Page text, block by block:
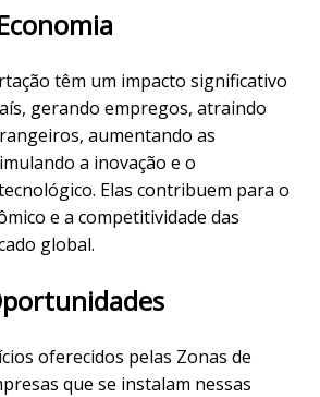
têm um impacto significativo
gerando empregos, atraindo
aumentando as
a inovação e o
Elas contribuem para o
e a competitividade das
global.
oferecidos pelas Zonas de
que se instalam nessas